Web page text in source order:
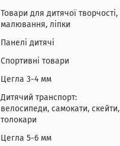
Товари для дитячої творчості,
малювання, ліпки
Панелі дитячі
Спортивні товари
Цегла 3-4 мм
Дитячий транспорт:
велосипеди, самокати, скейти,
толокари
Цегла 5-6 мм